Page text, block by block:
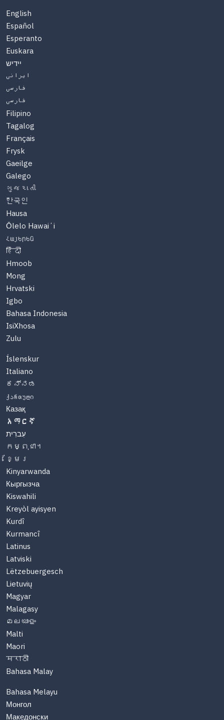
English
Español
Esperanto
Euskara
יידיש
ایرانی
فارسی
فارسی
Filipino
Tagalog
Français
Frysk
Gaeilge
Galego
ગુજરાતી
한국인
Hausa
Ōlelo Hawaiʻi
Հայերեն
हिंदी
Hmoob
Mong
Hrvatski
Igbo
Bahasa Indonesia
IsiXhosa
Zulu
Íslenskur
Italiano
ಕನ್ನಡ
ქართული
Казақ
አማርኛ
עִברִית
កម្ពុជា។
ខ្មែរ
Kinyarwanda
Кыргызча
Kiswahili
Kreyòl ayisyen
Kurdî
Kurmancî
Latinus
Latviski
Lëtzebuergesch
Lietuvių
Magyar
Malagasy
മലയാളം
Malti
Maori
मराठी
Bahasa Malay
Bahasa Melayu
Монгол
Македонски